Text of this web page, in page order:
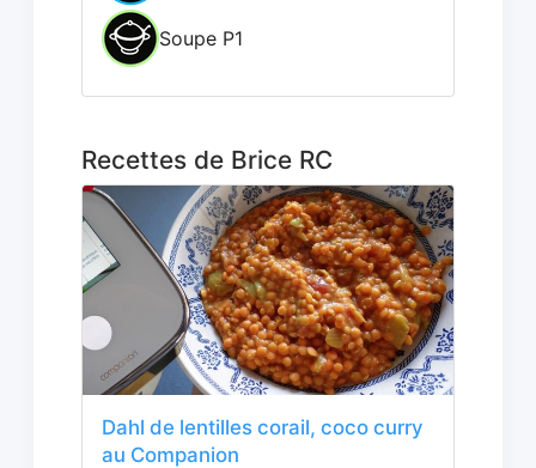
Soupe P1
Recettes de Brice RC
Dahl de lentilles corail, coco curry
au Companion